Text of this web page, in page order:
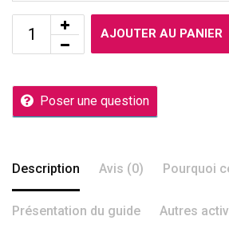
AJOUTER AU PANIER
Poser une question
Description Avis (0) Pourquoi
Présentation du guide Autres